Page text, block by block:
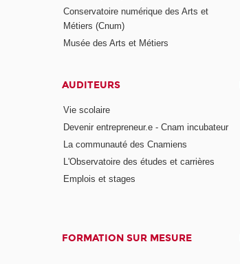
Conservatoire numérique des Arts et
Métiers (Cnum)
Musée des Arts et Métiers
AUDITEURS
Vie scolaire
Devenir entrepreneur.e - Cnam incubateur
La communauté des Cnamiens
L'Observatoire des études et carrières
Emplois et stages
FORMATION SUR MESURE